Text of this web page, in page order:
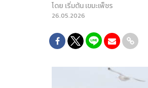
โดย เริ่มต้น เขมะเพ็ชร
26.05.2026